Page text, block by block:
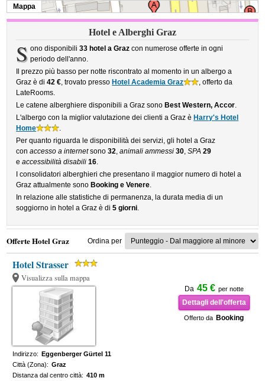
Mappa
Hotel e Alberghi Graz
S ono disponibili 33 hotel a Grazcon numerose offerte in ogni
periodo dell'anno.
Il prezzo più basso per notte riscontrato al momento in un albergo a
Graz è di42 €, trovato presso Hotel Academia Graz
, offerto da
LateRooms.
Le catene alberghiere disponibili a Graz sono Best Western, Accor.
L'albergo con la miglior valutazione dei clienti a Graz è Harry's Hotel
Home
.
Per quanto riguarda le disponibilità dei servizi, gli hotel a Graz
conaccesso a internetsono32,animali ammessi 30,SPA 29
eaccessibilità disabili 16.
I consolidatori alberghieri che presentano il maggior numero di hotel a
Graz attualmente sono Booking e Venere.
In relazione alle statistiche di permanenza, la durata media di un
soggiorno in hotel a Graz è di5 giorni.
Offerte Hotel Graz Ordina per
Hotel Strasser
Visualizza sulla mappa
Da 45 € per notte
Dettagli dell'offerta
Offerto da Booking
Indirizzo: Eggenberger Gürtel 11
Città (Zona): Graz
Distanza dal centro città: 410 m